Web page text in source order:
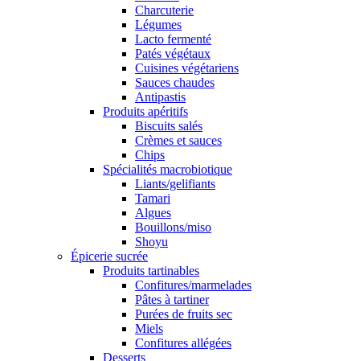
Charcuterie
Légumes
Lacto fermenté
Patés végétaux
Cuisines végétariens
Sauces chaudes
Antipastis
Produits apéritifs
Biscuits salés
Crèmes et sauces
Chips
Spécialités macrobiotique
Liants/gelifiants
Tamari
Algues
Bouillons/miso
Shoyu
Épicerie sucrée
Produits tartinables
Confitures/marmelades
Pâtes à tartiner
Purées de fruits sec
Miels
Confitures allégées
Desserts